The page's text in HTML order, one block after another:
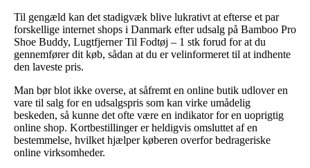
Til gengæld kan det stadigvæk blive lukrativt at efterse et par
forskellige internet shops i Danmark efter udsalg på Bamboo Pro
Shoe Buddy, Lugtfjerner Til Fodtøj – 1 stk forud for at du
gennemfører dit køb, sådan at du er velinformeret til at indhente
den laveste pris.
Man bør blot ikke overse, at såfremt en online butik udlover en
vare til salg for en udsalgspris som kan virke umådelig
beskeden, så kunne det ofte være en indikator for en uoprigtig
online shop. Kortbestillinger er heldigvis omsluttet af en
bestemmelse, hvilket hjælper køberen overfor bedrageriske
online virksomheder.